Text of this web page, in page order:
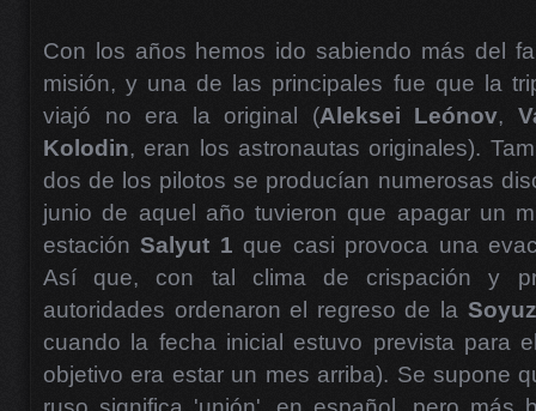
Con los años hemos ido sabiendo más del
misión, y una de las principales fue que la
viajó no era la original (Aleksei Leónov,
Kolodin, eran los astronautas originales).
dos de los pilotos se producían numerosas
junio de aquel año tuvieron que apagar un
estaciónSalyut 1 que casi provoca una
Así que, con tal clima de crispación y
autoridades ordenaron el regreso de la
cuando la fecha inicial estuvo prevista para
objetivo era estar un mes arriba). Se supone